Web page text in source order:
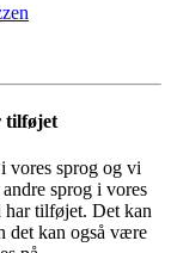
tilføjet
vores sprog og vi
sprog i vores
har tilføjet. Det kan
det kan også være